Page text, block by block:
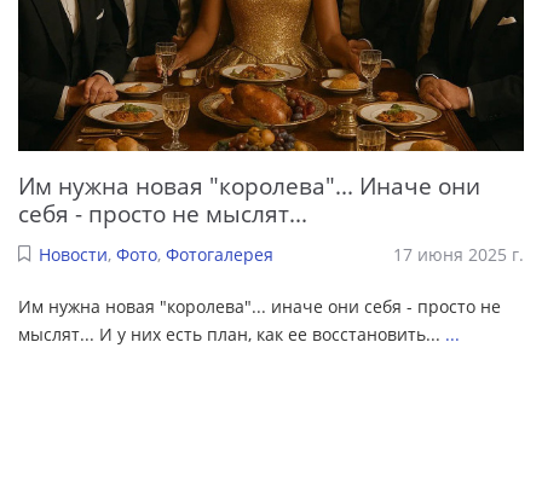
Им нужна новая "королева"... Иначе они
себя - просто не мыслят...
Новости, Фото, Фотогалерея 17 июня 2025 г.
Им нужна новая "королева"... иначе они себя - просто не
мыслят... И у них есть план, как ее восстановить... ...